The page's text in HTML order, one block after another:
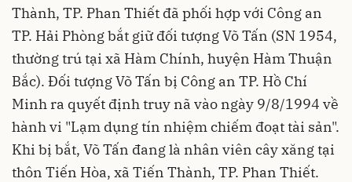
Thành, TP. Phan Thiết đã phối hợp với Công an
TP. Hải Phòng bắt giữ đối tượng Võ Tấn (SN 1954,
thường trú tại xã Hàm Chính, huyện Hàm Thuận
Bắc). Đối tượng Võ Tấn bị Công an TP. Hồ Chí
Minh ra quyết định truy nã vào ngày 9/8/1994 về
hành vi "Lạm dụng tín nhiệm chiếm đoạt tài sản".
Khi bị bắt, Võ Tấn đang là nhân viên cây xăng tại
thôn Tiến Hòa, xã Tiến Thành, TP. Phan Thiết.